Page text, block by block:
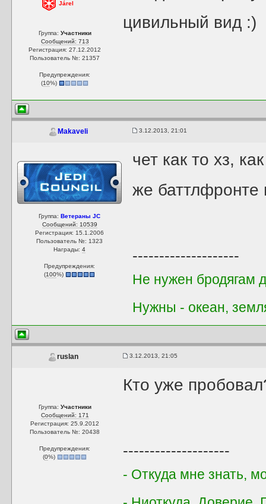
Járel
Группа: Участники
Сообщений: 713
Регистрация: 27.12.2012
Пользователь №: 21357
Предупреждения:
(10%)
цивильный вид :)
Makaveli 3.12.2013, 21:01
Группа:Ветераны JC
Сообщений: 10539
Регистрация: 15.1.2006
Пользователь №: 1323
Награды:4
Предупреждения:
(100%)
чет как то хз,
же баттлфронте
--------------------
Не нужен бродягам
Нужны - океан,
ruslan 3.12.2013, 21:05
Группа: Участники
Сообщений: 171
Регистрация: 25.9.2012
Пользователь №: 20438
Предупреждения:
(0%)
Кто уже
--------------------
- Откуда мне знать,